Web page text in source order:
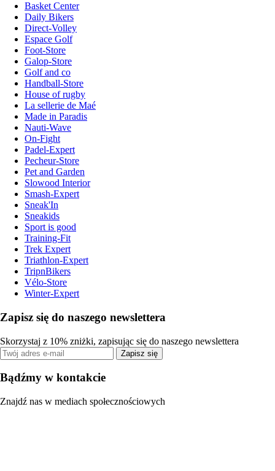
Basket Center
Daily Bikers
Direct-Volley
Espace Golf
Foot-Store
Galop-Store
Golf and co
Handball-Store
House of rugby
La sellerie de Maé
Made in Paradis
Nauti-Wave
On-Fight
Padel-Expert
Pecheur-Store
Pet and Garden
Slowood Interior
Smash-Expert
Sneak'In
Sneakids
Sport is good
Training-Fit
Trek Expert
Triathlon-Expert
TripnBikers
Vélo-Store
Winter-Expert
Zapisz się do naszego newslettera
Skorzystaj z 10% zniżki, zapisując się do naszego newslettera
Zapisz się
Bądźmy w kontakcie
Znajdź nas w mediach społecznościowych